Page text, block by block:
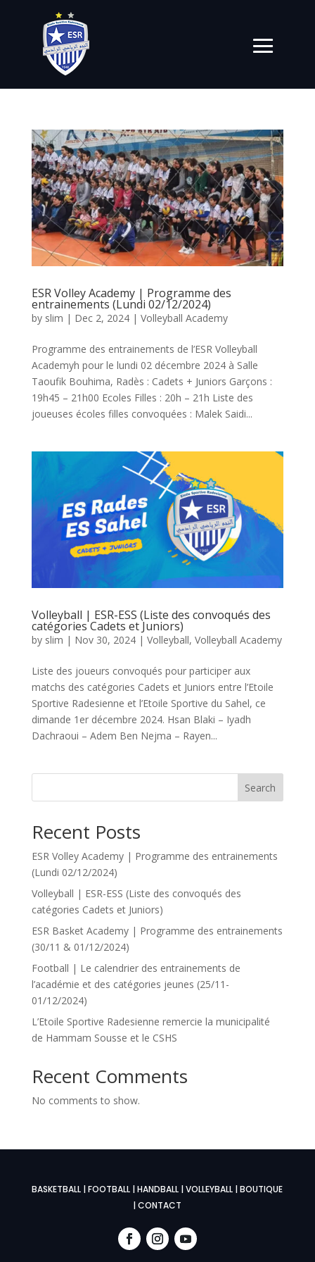
ESR Volley Academy | Programme des
entrainements (Lundi 02/12/2024)
by slim | Dec 2, 2024| Volleyball Academy
Programme des entrainements de l’ESR Volleyball
Academyh pour le lundi 02 décembre 2024 à Salle
Taoufik Bouhima, Radès : Cadets + Juniors Garçons :
19h45 – 21h00 Ecoles Filles : 20h – 21h Liste des
joueuses écoles filles convoquées : Malek Saidi...
Volleyball | ESR-ESS (Liste des convoqués des
catégories Cadets et Juniors)
by slim | Nov 30, 2024| Volleyball, Volleyball Academy
Liste des joueurs convoqués pour participer aux
matchs des catégories Cadets et Juniors entre l’Etoile
Sportive Radesienne et l’Etoile Sportive du Sahel, ce
dimande 1er décembre 2024. Hsan Blaki – Iyadh
Dachraoui – Adem Ben Nejma – Rayen...
Search
Recent Posts
ESR Volley Academy | Programme des entrainements
(Lundi 02/12/2024)
Volleyball | ESR-ESS (Liste des convoqués des
catégories Cadets et Juniors)
ESR Basket Academy | Programme des entrainements
(30/11 & 01/12/2024)
Football | Le calendrier des entrainements de
l’académie et des catégories jeunes (25/11-
01/12/2024)
L’Etoile Sportive Radesienne remercie la municipalité
de Hammam Sousse et le CSHS
Recent Comments
No comments to show.
BASKETBALL |FOOTBALL |HANDBALL |VOLLEYBALL |BOUTIQUE
|CONTACT